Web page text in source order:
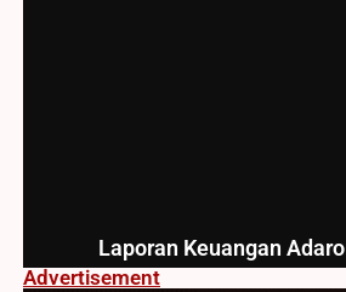
Laporan Keuangan Adaro
Advertisement